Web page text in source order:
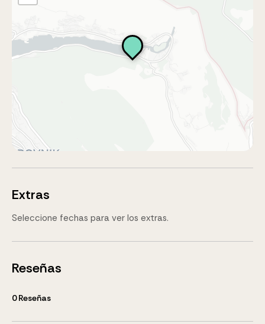
Extras
Seleccione fechas para ver los extras.
Reseñas
0 Reseñas